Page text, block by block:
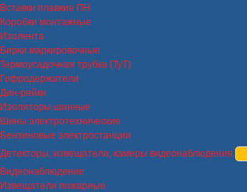
Вставки плавкие ПН
Коробки монтажные
Изолента
Бирки маркировочные
Термоусадочная трубка (ТуТ)
Гофродержатели
Дин-рейки
Изоляторы шинные
Шины электротехнические
Бензиновые электростанции
Детекторы, извещатели, камеры видеонаблюдения
Видеонаблюдение
Извещатели пожарные